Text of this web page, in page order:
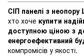
СІП панелі з неопору
хто хоче купити
доступною ціною з
енергоефективний
компромісів у якості.